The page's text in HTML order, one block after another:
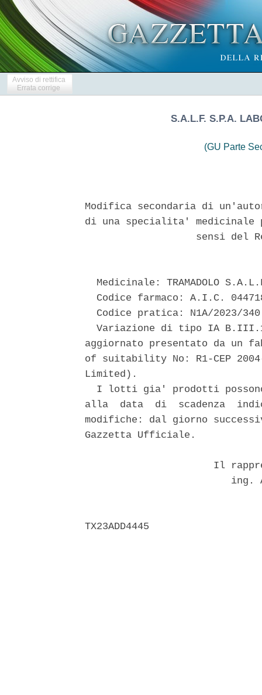
Avviso di rettifica
Errata corrige
S.A.L.F. S.P.A.
(GU Parte
Modifica secondaria di
di una specialita' medicinale
sensi del
Medicinale: TRAMADOLO
Codice farmaco: A.I.C.
Codice pratica: N1A/2023/
Variazione di tipo IA
aggiornato presentato da un
of suitability No: R1-CEP
Limited).
I lotti gia' prodotti
alla  data  di  scadenza
modifiche: dal giorno
Gazzetta Ufficiale.
Il